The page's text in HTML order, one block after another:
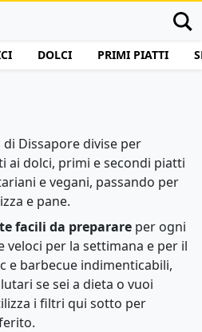
DOLCI PRIMI PIATTI
Dissapore divise per
ai dolci, primi e secondi piatti
e vegani, passando per
e pane.
facili da preparare per ogni
veloci per la settimana e per il
e barbecue indimenticabili,
se sei a dieta o vuoi
i filtri qui sotto per